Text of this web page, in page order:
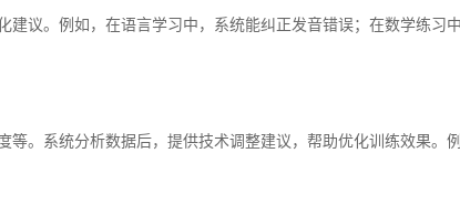
议。例如，在语言学习中，系统能纠正发音错误；在数学练习
。系统分析数据后，提供技术调整建议，帮助优化训练效果。